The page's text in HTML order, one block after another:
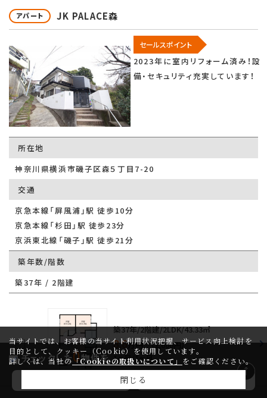
アパート JK PALACE森
セールスポイント
2023年に室内リフォーム済み！設
備・セキュリティ充実しています！
所在地
神奈川県横浜市磯子区森５丁目7-20
交通
京急本線「屏風浦」駅 徒歩10分
京急本線「杉田」駅 徒歩23分
京浜東北線「磯子」駅 徒歩21分
築年数/階数
築37年 / 2階建
築37年/2階建/2LDK/43.33㎡
8.6万円 （2,000円）
1ヶ月/1ヶ月
チェックした0物件を
当サイトでは、お客様の当サイト利用状況把握、サービス向上検討を
目的として、クッキー（Cookie）を使用しています。
詳しくは、当社の「Cookieの取扱いについて」 をご確認ください。
閉じる